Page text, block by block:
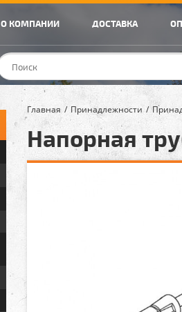
О КОМПАНИИ ДОСТАВКА
Главная Принадлежности
Напорная